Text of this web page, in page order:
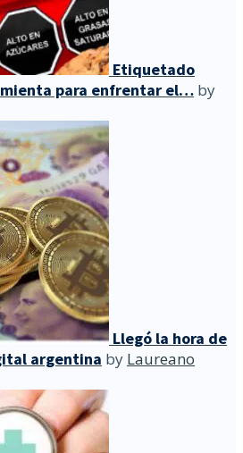
Etiquetado
para enfrentar el… by
Llegó la hora de
argentina by Laureano